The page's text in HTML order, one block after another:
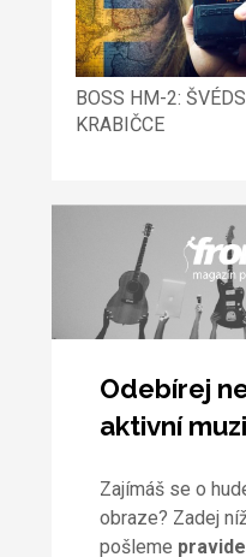
BOSS HM-2:
KRABIČCE
Odebírej
aktivní
Zajímáš se o
obraze? Zadej
pošleme